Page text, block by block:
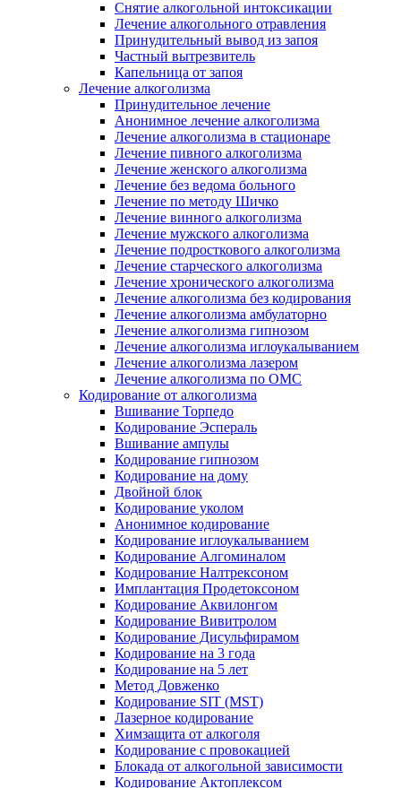
Снятие алкогольной интоксикации
Лечение алкогольного отравления
Принудительный вывод из запоя
Частный вытрезвитель
Капельница от запоя
Лечение алкоголизма
Принудительное лечение
Анонимное лечение алкоголизма
Лечение алкоголизма в стационаре
Лечение пивного алкоголизма
Лечение женского алкоголизма
Лечение без ведома больного
Лечение по методу Шичко
Лечение винного алкоголизма
Лечение мужского алкоголизма
Лечение подросткового алкоголизма
Лечение старческого алкоголизма
Лечение хронического алкоголизма
Лечение алкоголизма без кодирования
Лечение алкоголизма амбулаторно
Лечение алкоголизма гипнозом
Лечение алкоголизма иглоукалыванием
Лечение алкоголизма лазером
Лечение алкоголизма по ОМС
Кодирование от алкоголизма
Вшивание Торпедо
Кодирование Эспераль
Вшивание ампулы
Кодирование гипнозом
Кодирование на дому
Двойной блок
Кодирование уколом
Анонимное кодирование
Кодирование иглоукалыванием
Кодирование Алгоминалом
Кодирование Налтрексоном
Имплантация Продетоксоном
Кодирование Аквилонгом
Кодирование Вивитролом
Кодирование Дисульфирамом
Кодирование на 3 года
Кодирование на 5 лет
Метод Довженко
Кодирование SIT (MST)
Лазерное кодирование
Химзащита от алкоголя
Кодирование с провокацией
Блокада от алкогольной зависимости
Кодирование Актоплексом